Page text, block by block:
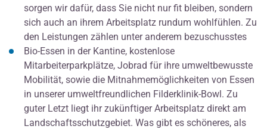
sorgen wir dafür, dass Sie nicht nur fit bleiben, sondern
sich auch an ihrem Arbeitsplatz rundum wohlfühlen. Zu
den Leistungen zählen unter anderem bezuschusstes
Bio-Essen in der Kantine, kostenlose
Mitarbeiterparkplätze, Jobrad für ihre umweltbewusste
Mobilität, sowie die Mitnahmemöglichkeiten von Essen
in unserer umweltfreundlichen Filderklinik-Bowl. Zu
guter Letzt liegt ihr zukünftiger Arbeitsplatz direkt am
Landschaftsschutzgebiet. Was gibt es schöneres, als